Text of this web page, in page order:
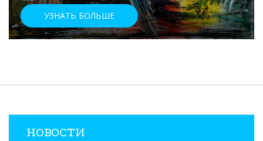
УЗНАТЬ БОЛЬШЕ
НОВОСТИ